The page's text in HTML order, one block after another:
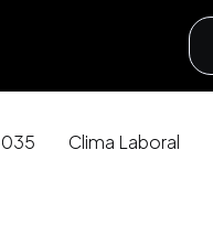
Clima Laboral